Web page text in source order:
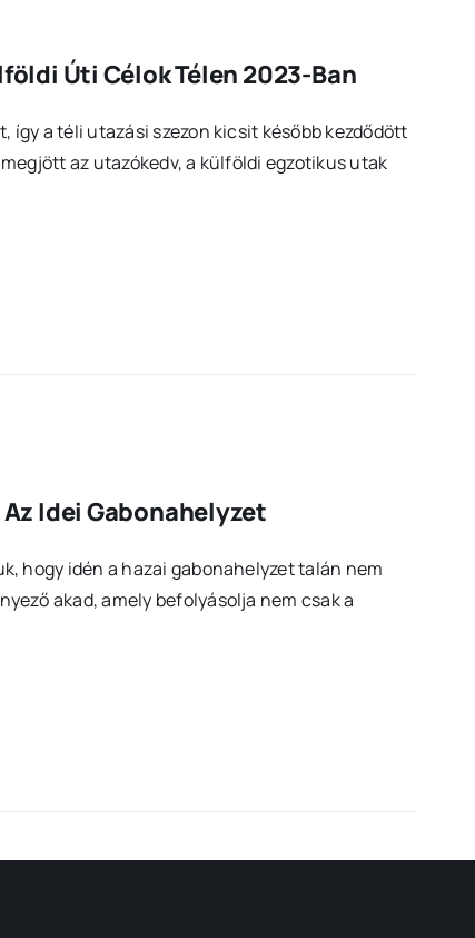
Úti Célok Télen 2023-Ban
így a téli utazási szezon kicsit később kezdődött
az utazókedv, a külföldi egzotikus utak
Idei Gabonahelyzet
hogy idén a hazai gabonahelyzet talán nem
akad, amely befolyásolja nem csak a